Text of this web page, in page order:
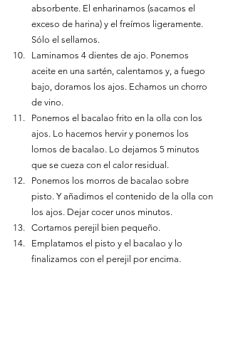
absorbente. El enharinamos (sacamos el
exceso de harina) y el freímos ligeramente.
Sólo el sellamos.
Laminamos 4 dientes de ajo. Ponemos
aceite en una sartén, calentamos y, a fuego
bajo, doramos los ajos. Echamos un chorro
de vino.
Ponemos el bacalao frito en la olla con los
ajos. Lo hacemos hervir y ponemos los
lomos de bacalao. Lo dejamos 5 minutos
que se cueza con el calor residual.
Ponemos los morros de bacalao sobre
pisto. Y añadimos el contenido de la olla con
los ajos. Dejar cocer unos minutos.
Cortamos perejil bien pequeño.
Emplatamos el pisto y el bacalao y lo
finalizamos con el perejil por encima.